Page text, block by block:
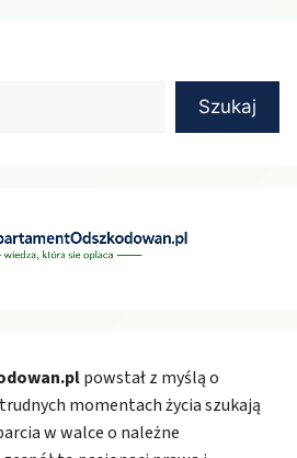
Szukaj
powstał z myślą o
momentach życia szukają
w walce o należne